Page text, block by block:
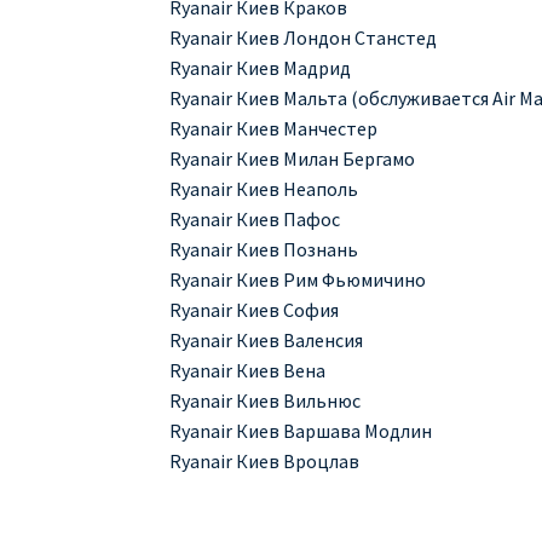
Ryanair Киев Краков
Ryanair Киев Лондон Станстед
Ryanair Киев Мадрид
Ryanair Киев Мальта (обслуживается Air
Ryanair Киев Манчестер
Ryanair Киев Милан Бергамо
Ryanair Киев Неаполь
Ryanair Киев Пафос
Ryanair Киев Познань
Ryanair Киев Рим Фьюмичино
Ryanair Киев София
Ryanair Киев Валенсия
Ryanair Киев Вена
Ryanair Киев Вильнюс
Ryanair Киев Варшава Модлин
Ryanair Киев Вроцлав